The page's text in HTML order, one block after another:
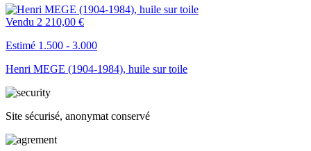
Vendu 2 210,00 €
Estimé 1.500 - 3.000
Henri MEGE (1904-1984), huile sur toile
Site sécurisé, anonymat conservé